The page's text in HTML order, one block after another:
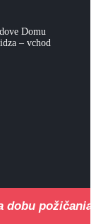
Domu
– vchod
dobu požičania